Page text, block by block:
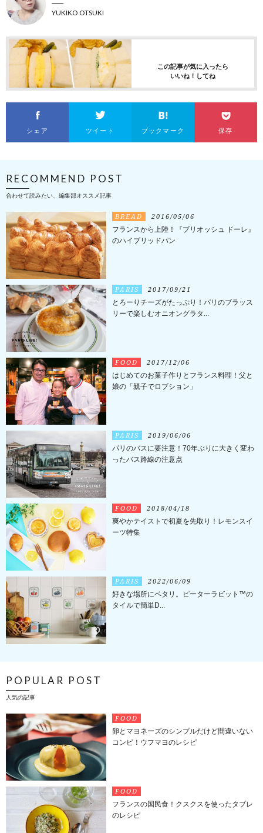
YUKIKO OTSUKI
この記事が気に入ったら
いいね！してね
シェア ツイート ブックマーク 保存
RECOMMEND POST
合わせて読みたい、編集部オススメ記事
BREAD 2016/05/06
フランスから上陸！『ブリオッシュ ドーレ』
のハイブリッドパン
PARIS 2017/09/21
とろーりチーズがたっぷり！パリのブラッス
リーで楽しむオニオングラタ...
FOOD 2017/12/06
はじめてのお菓子作りとフランス料理！父と
娘の「親子でロブション」
PARIS 2019/06/06
パリのバスに要注意！70年ぶりに大きく変わ
ったバス路線の注意点
FOOD 2018/04/18
爽やかテイストで初夏を先取り！レモンスイ
ーツ特集
PARIS 2022/06/09
好きな場所にペタリ。ピーターラビット™️の
タイルで簡単D...
POPULAR POST
人気の記事
FOOD
卵とマヨネーズのシンプルだけど間違いない
コンビ！ウフマヨのレシピ
FOOD
フランスの国民食！クスクスを使ったタブレ
のレシピ